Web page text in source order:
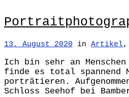
13. August 2020 in Artikel,
Ich bin sehr an
finde es total spannend
porträtieren.
Schloss Seehof bei